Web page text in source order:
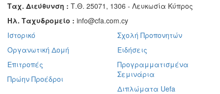
Ταχ. Διεύθυνση : Τ.Θ. 25071, 1306 - Λευκωσία Κύπρος
Ηλ. Ταχυδρομείο : info@cfa.com.cy
Ιστορικό
Οργανωτική Δομή
Επιτροπές
Πρώην Προέδροι
Σχολή Προπονητών
Ειδήσεις
Προγραμματισμένα
Σεμινάρια
Διπλώματα Uefa